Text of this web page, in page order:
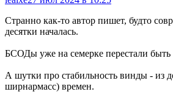
Странно как-то автор пишет, будто
десятки началась.
БСОДы уже на семерке перестали
А шутки про стабильность винды - из
ширнармасс) времен.